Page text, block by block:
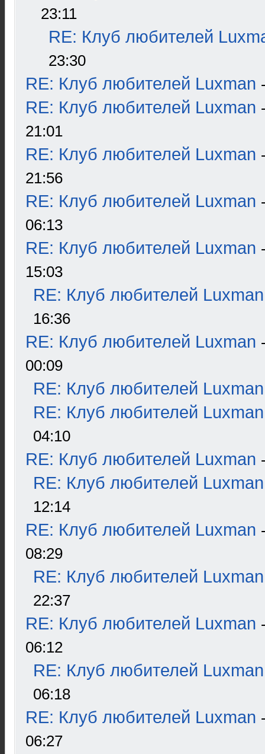
23:11
RE: Клуб любителей
23:30
RE: Клуб любителей Luxman
RE: Клуб любителей Luxman
21:01
RE: Клуб любителей Luxman
21:56
RE: Клуб любителей Luxman
06:13
RE: Клуб любителей Luxman
15:03
RE: Клуб любителей Luxman
16:36
RE: Клуб любителей Luxman
00:09
RE: Клуб любителей Luxman
RE: Клуб любителей Luxman
04:10
RE: Клуб любителей Luxman
RE: Клуб любителей Luxman
12:14
RE: Клуб любителей Luxman
08:29
RE: Клуб любителей Luxman
22:37
RE: Клуб любителей Luxman
06:12
RE: Клуб любителей Luxman
06:18
RE: Клуб любителей Luxman
06:27